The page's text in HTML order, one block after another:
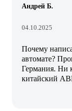
Андрей Б.
04.10.2025
Почему
автомате?
Германия. Ни
китайский